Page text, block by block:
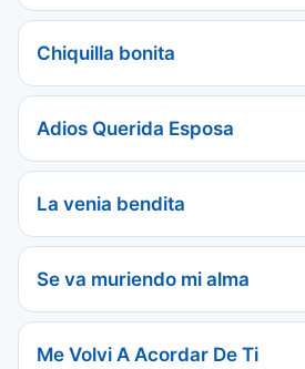
Chiquilla bonita
Adios Querida Esposa
La venia bendita
Se va muriendo mi alma
Me Volvi A Acordar De Ti